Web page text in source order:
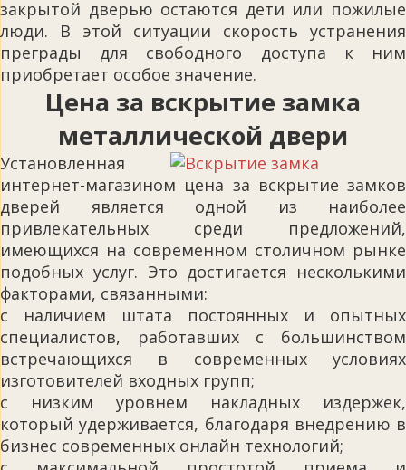
закрытой дверью остаются дети или пожилые
люди. В этой ситуации скорость устранения
преграды для свободного доступа к ним
приобретает особое значение.
Цена за вскрытие замка
металлической двери
Установленная
интернет-магазином цена за вскрытие замков
дверей является одной из наиболее
привлекательных среди предложений,
имеющихся на современном столичном рынке
подобных услуг. Это достигается несколькими
факторами, связанными:
с наличием штата постоянных и опытных
специалистов, работавших с большинством
встречающихся в современных условиях
изготовителей входных групп;
с низким уровнем накладных издержек,
который удерживается, благодаря внедрению в
бизнес современных онлайн технологий;